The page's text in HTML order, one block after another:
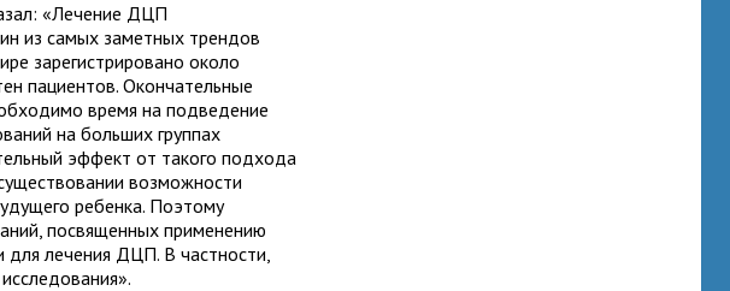
«Лечение ДЦП
из самых заметных трендов
зарегистрировано около
пациентов. Окончательные
время на подведение
на больших группах
эффект от такого подхода
возможности
ребенка. Поэтому
посвященных применению
для лечения ДЦП. В частности,